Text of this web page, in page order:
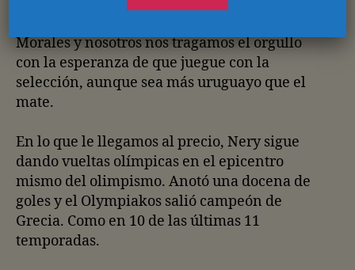
Morales y nosotros nos tragamos el orgullo
con la esperanza de que juegue con la
selección, aunque sea más uruguayo que el
mate.
En lo que le llegamos al precio, Nery sigue
dando vueltas olímpicas en el epicentro
mismo del olimpismo. Anotó una docena de
goles y el Olympiakos salió campeón de
Grecia. Como en 10 de las últimas 11
temporadas.